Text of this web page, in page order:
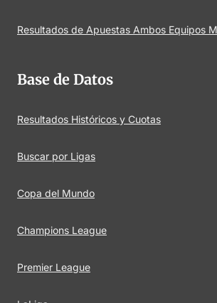
Resultados de Apuestas Ambos Equipos
Base de Datos
Resultados Históricos y Cuotas
Buscar por Ligas
Copa del Mundo
Champions League
Premier League